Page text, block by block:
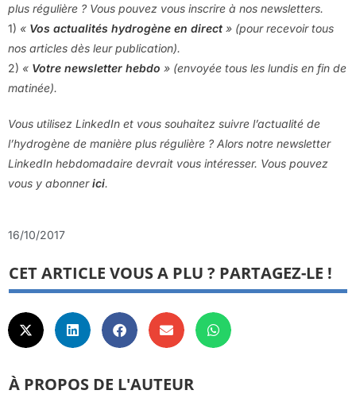
plus régulière ? Vous pouvez vous inscrire à nos newsletters.
1) « Vos actualités hydrogène en direct » (pour recevoir tous
nos articles dès leur publication).
2) « Votre newsletter hebdo » (envoyée tous les lundis en fin de
matinée).
Vous utilisez LinkedIn et vous souhaitez suivre l’actualité de
l’hydrogène de manière plus régulière ? Alors notre newsletter
LinkedIn hebdomadaire devrait vous intéresser. Vous pouvez
vous y abonnerici.
16/10/2017
CET ARTICLE VOUS A PLU ? PARTAGEZ-LE !
À PROPOS DE L'AUTEUR